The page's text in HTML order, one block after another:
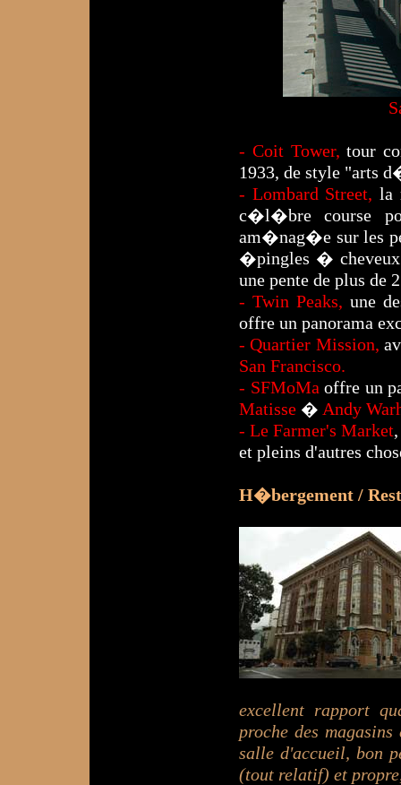
- Coit Tower,tour
1933, de style "arts
- Lombard Street, la
c�l�bre course
am�nag�e sur les
�pingles �
une pente de plus de
- Twin Peaks,une
offre un panorama
- Quartier Mission,
San Francisco.
- SFMoMa offre un
Matisse � Andy
- Le Farmer's Market
et pleins d'autres
H�bergement /
excellent rapport
proche des
salle d'accueil, bon
(tout relatif) et